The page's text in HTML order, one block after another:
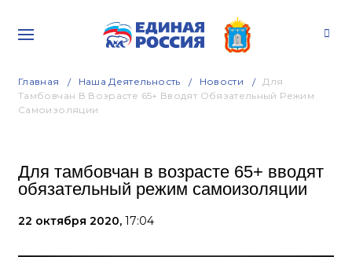
Главная Наша Деятельность Новости
Для
Тамбовчан В Возрасте 65+ Вводят Обязательный Режим
Самоизоляции
Для тамбовчан в возрасте 65+ вводят
обязательный режим самоизоляции
22 октября 2020, 17:04